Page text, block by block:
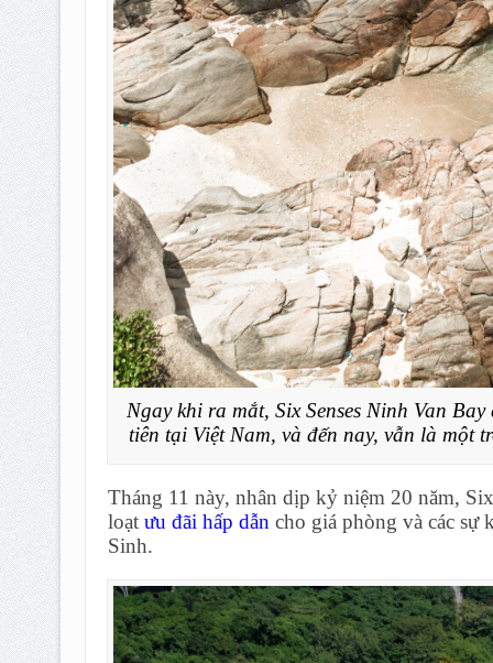
Ngay khi ra mắt, Six Senses Ninh Van
tiên tại Việt Nam, và đến nay, vẫn là một
Tháng 11 này, nhân dịp kỷ niệm 20 năm,
loạt ưu đãi hấp dẫn cho giá phòng và các sự
Sinh.